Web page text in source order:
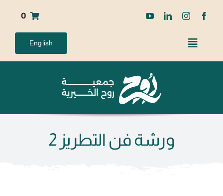
0
English
ورشة فن التطريز 2